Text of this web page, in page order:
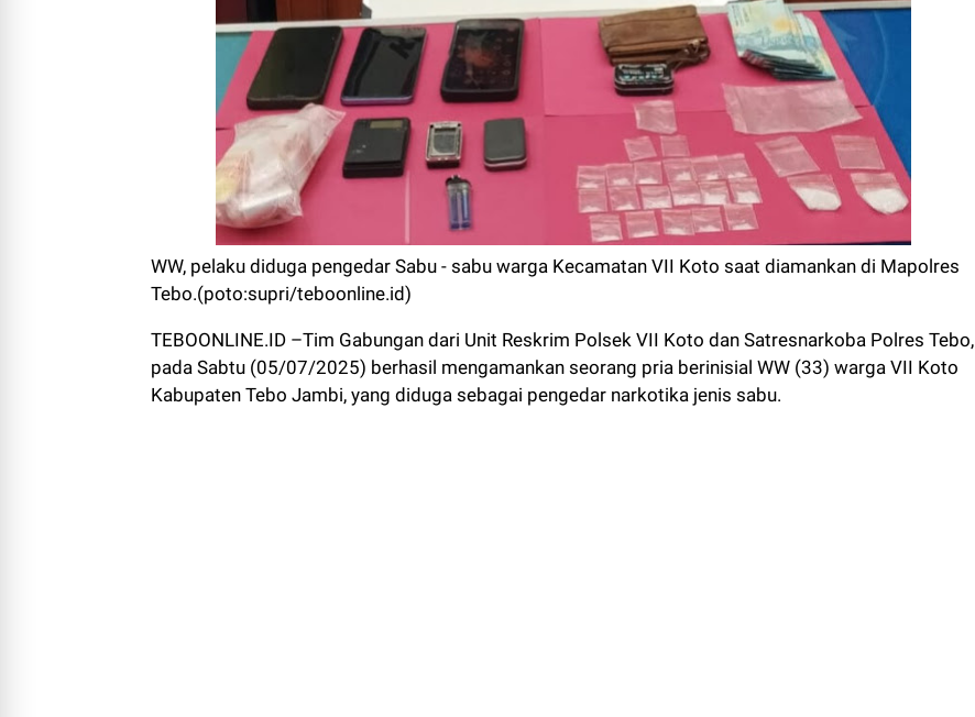
WW, pelaku diduga pengedar Sabu - sabu warga Kecamatan VII Koto saat diamankan di Mapolres
Tebo.(poto:supri/teboonline.id)
TEBOONLINE.ID –Tim Gabungan dari Unit Reskrim Polsek VII Koto dan Satresnarkoba Polres Tebo,
pada Sabtu (05/07/2025) berhasil mengamankan seorang pria berinisial WW (33) warga VII Koto
Kabupaten Tebo Jambi, yang diduga sebagai pengedar narkotika jenis sabu.